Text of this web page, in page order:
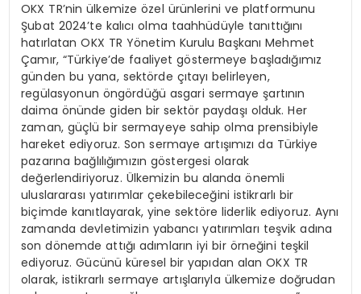
OKX TR’nin ülkemize özel ürünlerini ve platformunu
Şubat 2024’te kalıcı olma taahhüdüyle tanıttığını
hatırlatan OKX TR Yönetim Kurulu Başkanı Mehmet
Çamır, “Türkiye’de faaliyet göstermeye başladığımız
günden bu yana, sektörde çıtayı belirleyen,
regülasyonun öngördüğü asgari sermaye şartının
daima önünde giden bir sektör paydaşı olduk. Her
zaman, güçlü bir sermayeye sahip olma prensibiyle
hareket ediyoruz. Son sermaye artışımızı da Türkiye
pazarına bağlılığımızın göstergesi olarak
değerlendiriyoruz. Ülkemizin bu alanda önemli
uluslararası yatırımlar çekebileceğini istikrarlı bir
biçimde kanıtlayarak, yine sektöre liderlik ediyoruz. Aynı
zamanda devletimizin yabancı yatırımları teşvik adına
son dönemde attığı adımların iyi bir örneğini teşkil
ediyoruz. Gücünü küresel bir yapıdan alan OKX TR
olarak, istikrarlı sermaye artışlarıyla ülkemize doğrudan